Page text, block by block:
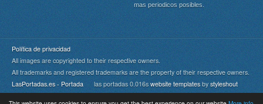
mas periodicos posibles.
Política de privacidad
All images are copyrighted to their respective owners.
All trademarks and registered trademarks are the property of their respective owners.
LasPortadas.es - Portada las portadas 0.016s website templatesby styleshout